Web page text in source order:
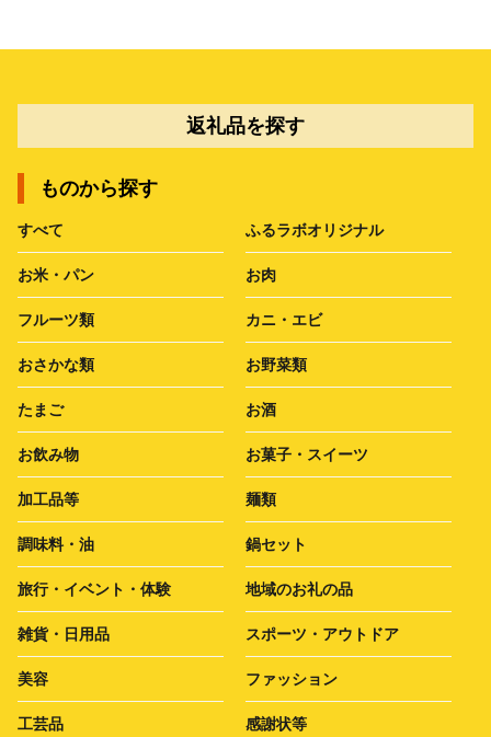
返礼品を探す
ものから探す
すべて ふるラボオリジナル
お米・パン お肉
フルーツ類 カニ・エビ
おさかな類 お野菜類
たまご お酒
お飲み物 お菓子・スイーツ
加工品等 麺類
調味料・油 鍋セット
旅行・イベント・体験 地域のお礼の品
雑貨・日用品 スポーツ・アウトドア
美容 ファッション
工芸品 感謝状等